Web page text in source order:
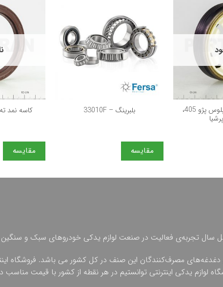
کاسه نمد كوچک پلوس پژو 405، بلبرینگ – 33010F
مقایسه
كاسه نمد ته
مقایسه
چهل سال تجربه‌ی فعالیت در صنعت لوازم یدکی خودروهای سبک و
مصرف‌کنندگان این صنف در کل کشور می باشد. فروشگاه
لوازم یدکی اینترنتی توانستیم در هر نقطه از کشور با قیمت